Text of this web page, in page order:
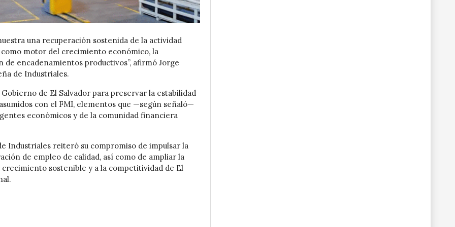
una recuperación sostenida de la actividad
motor del crecimiento económico, la
encadenamientos productivos”, afirmó Jorge
de Industriales.
de El Salvador para preservar la estabilidad
con el FMI, elementos que —según señaló—
económicos y de la comunidad financiera
Industriales reiteró su compromiso de impulsar la
de empleo de calidad, así como de ampliar la
sostenible y a la competitividad de El